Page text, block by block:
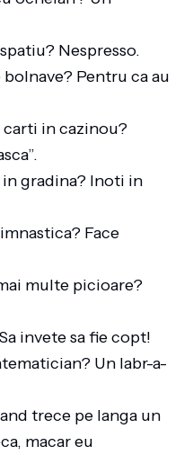
Nespresso.
Pentru ca au
carti in cazinou?
gradina? Inoti in
Face
multe picioare?
invete sa fie copt!
Un labr-a-
trece pe langa un
macar eu